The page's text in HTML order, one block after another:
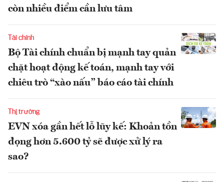
còn nhiều điểm cần lưu tâm
Tài chính
Bộ Tài chính chuẩn bị mạnh tay quản
chặt hoạt động kế toán, mạnh tay với
chiêu trò “xào nấu” báo cáo tài chính
Thị trường
EVN xóa gần hết lỗ lũy kế: Khoản tồn
đọng hơn 5.600 tỷ sẽ được xử lý ra
sao?